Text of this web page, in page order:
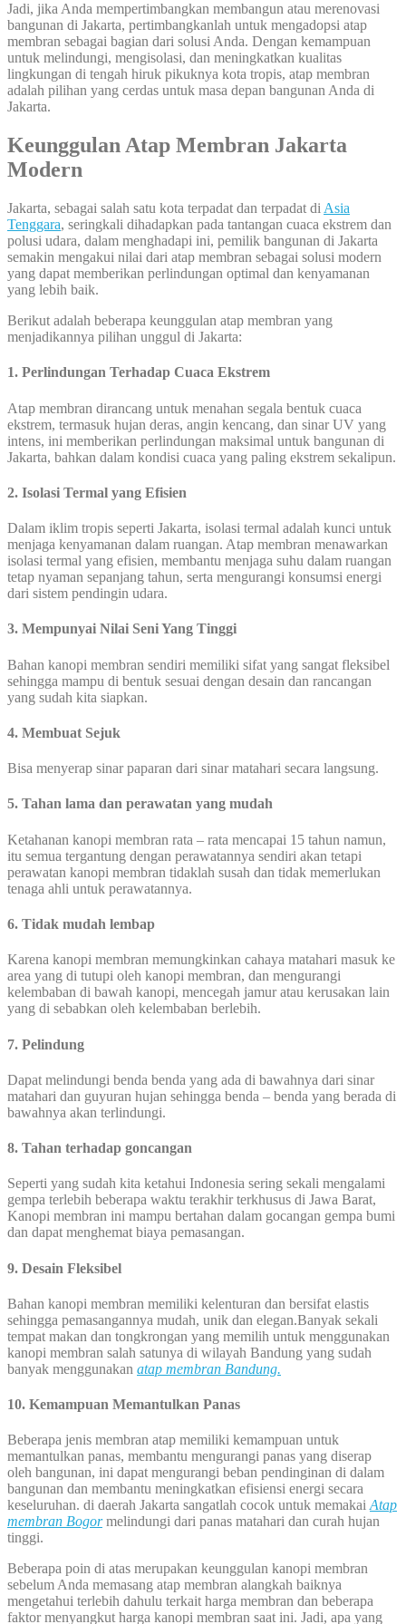
Jadi, jika Anda mempertimbangkan membangun atau merenovasi
bangunan di Jakarta, pertimbangkanlah untuk mengadopsi atap
membran sebagai bagian dari solusi Anda. Dengan kemampuan
untuk melindungi, mengisolasi, dan meningkatkan kualitas
lingkungan di tengah hiruk pikuknya kota tropis, atap membran
adalah pilihan yang cerdas untuk masa depan bangunan Anda di
Jakarta.
Keunggulan Atap Membran Jakarta
Modern
Jakarta, sebagai salah satu kota terpadat dan terpadat di Asia
Tenggara, seringkali dihadapkan pada tantangan cuaca ekstrem dan
polusi udara, dalam menghadapi ini, pemilik bangunan di Jakarta
semakin mengakui nilai dari atap membran sebagai solusi modern
yang dapat memberikan perlindungan optimal dan kenyamanan
yang lebih baik.
Berikut adalah beberapa keunggulan atap membran yang
menjadikannya pilihan unggul di Jakarta:
1. Perlindungan Terhadap Cuaca Ekstrem
Atap membran dirancang untuk menahan segala bentuk cuaca
ekstrem, termasuk hujan deras, angin kencang, dan sinar UV yang
intens, ini memberikan perlindungan maksimal untuk bangunan di
Jakarta, bahkan dalam kondisi cuaca yang paling ekstrem sekalipun.
2. Isolasi Termal yang Efisien
Dalam iklim tropis seperti Jakarta, isolasi termal adalah kunci untuk
menjaga kenyamanan dalam ruangan. Atap membran menawarkan
isolasi termal yang efisien, membantu menjaga suhu dalam ruangan
tetap nyaman sepanjang tahun, serta mengurangi konsumsi energi
dari sistem pendingin udara.
3. Mempunyai Nilai Seni Yang Tinggi
Bahan kanopi membran sendiri memiliki sifat yang sangat fleksibel
sehingga mampu di bentuk sesuai dengan desain dan rancangan
yang sudah kita siapkan.
4. Membuat Sejuk
Bisa menyerap sinar paparan dari sinar matahari secara langsung.
5. Tahan lama dan perawatan yang mudah
Ketahanan kanopi membran rata – rata mencapai 15 tahun namun,
itu semua tergantung dengan perawatannya sendiri akan tetapi
perawatan kanopi membran tidaklah susah dan tidak memerlukan
tenaga ahli untuk perawatannya.
6. Tidak mudah lembap
Karena kanopi membran memungkinkan cahaya matahari masuk ke
area yang di tutupi oleh kanopi membran, dan mengurangi
kelembaban di bawah kanopi, mencegah jamur atau kerusakan lain
yang di sebabkan oleh kelembaban berlebih.
7. Pelindung
Dapat melindungi benda benda yang ada di bawahnya dari sinar
matahari dan guyuran hujan sehingga benda – benda yang berada di
bawahnya akan terlindungi.
8. Tahan terhadap goncangan
Seperti yang sudah kita ketahui Indonesia sering sekali mengalami
gempa terlebih beberapa waktu terakhir terkhusus di Jawa Barat,
Kanopi membran ini mampu bertahan dalam gocangan gempa bumi
dan dapat menghemat biaya pemasangan.
9. Desain Fleksibel
Bahan kanopi membran memiliki kelenturan dan bersifat elastis
sehingga pemasangannya mudah, unik dan elegan.Banyak sekali
tempat makan dan tongkrongan yang memilih untuk menggunakan
kanopi membran salah satunya di wilayah Bandung yang sudah
banyak menggunakan atap membran Bandung.
10. Kemampuan Memantulkan Panas
Beberapa jenis membran atap memiliki kemampuan untuk
memantulkan panas, membantu mengurangi panas yang diserap
oleh bangunan, ini dapat mengurangi beban pendinginan di dalam
bangunan dan membantu meningkatkan efisiensi energi secara
keseluruhan. di daerah Jakarta sangatlah cocok untuk memakaiAtap
membran Bogormelindungi dari panas matahari dan curah hujan
tinggi.
Beberapa poin di atas merupakan keunggulan kanopi membran
sebelum Anda memasang atap membran alangkah baiknya
mengetahui terlebih dahulu terkait harga membran dan beberapa
faktor menyangkut harga kanopi membran saat ini. Jadi, apa yang